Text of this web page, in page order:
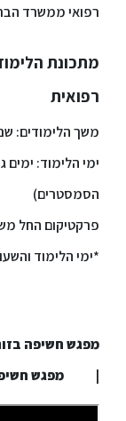
משרתי
מילואים
וכוחות
זכויות
והטבות
רפואי ממשרד
מתכונת
רפואית
משך הלימודים:
ימי הלימוד:
הסמסטרים)
פרקטיקום החל
*ימי הלימוד
| מפגש חשיפה